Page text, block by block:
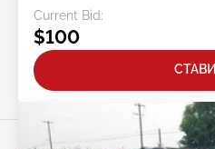
Current Bid:
$100